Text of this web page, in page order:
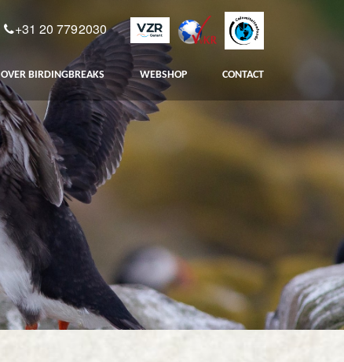
+31 20 7792030
OVER BIRDINGBREAKS WEBSHOP CONTACT